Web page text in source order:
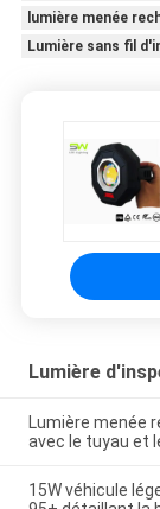
lumière menée
Lumière sans fil
Lumière
Lumière menée
avec le tuyau et
15W véhicule